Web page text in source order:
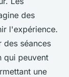
des
l'expérience.
des séances
qui peuvent
une